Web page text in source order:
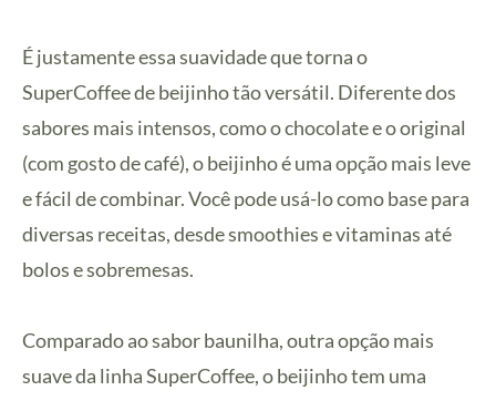
É justamente essa suavidade que torna o
SuperCoffee de beijinho tão versátil. Diferente dos
sabores mais intensos, como o chocolate e o original
(com gosto de café), o beijinho é uma opção mais leve
e fácil de combinar. Você pode usá-lo como base para
diversas receitas, desde smoothies e vitaminas até
bolos e sobremesas.
Comparado ao sabor baunilha, outra opção mais
suave da linha SuperCoffee, o beijinho tem uma